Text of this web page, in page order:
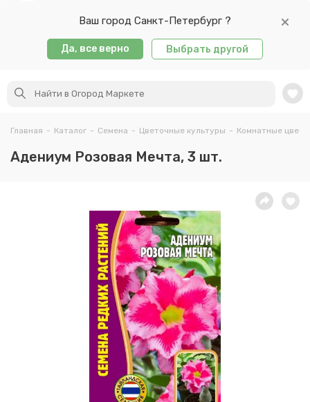
Ваш город Санкт-Петербург ?
Да, все верно Выбрать другой
Главная - Каталог - Семена - Цветочные культуры - Комнатные цветы
Адениум Розовая Мечта, 3 шт.